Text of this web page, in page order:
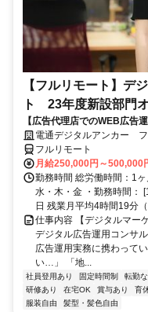
【フルリモート】デ
ト 23年度新設部門
【広告代理店でのWEB広告
G／全国×完全在宅／年休
電通デジタルアンカー フ
フルリモート
月給250,000円～500,000
勤務時間 総労働時間：1
水・木・金 ・勤務時間：
日 残業月平均4時間19分（
仕事内容 【デジタルマー
デジタル広告運用コンサ
広告運用実務に携わって
い…」 「地...
社員登用あり 固定時間制 転勤な
研修あり
在宅OK 賞与あり 育
服装自由
髪型・髪色自由